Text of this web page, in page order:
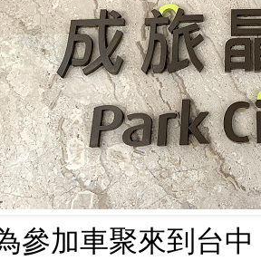
參加車聚來到台